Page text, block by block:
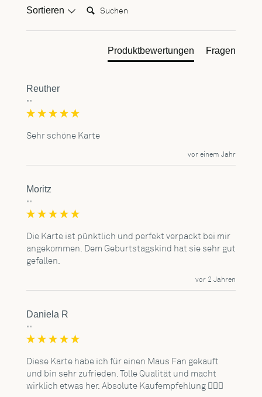
Sortieren Suchen:
Produktbewertungen Fragen
Reuther
""
Sehr schöne Karte
vor einem Jahr
Moritz
""
Die Karte ist pünktlich und perfekt verpackt bei mir
angekommen. Dem Geburtstagskind hat sie sehr gut
gefallen.
vor 2 Jahren
Daniela R
""
Diese Karte habe ich für einen Maus Fan gekauft
und bin sehr zufrieden. Tolle Qualität und macht
wirklich etwas her. Absolute Kaufempfehlung 👍🏻😊